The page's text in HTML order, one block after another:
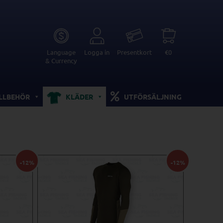
Language
& Currency
Logga in Presentkort €0
KLÄDER UTFÖRSÄLJNING
-12% -12%